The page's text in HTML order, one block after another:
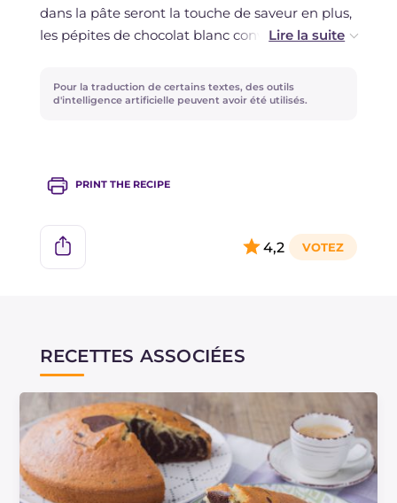
dans la pâte seront la touche de saveur en plus,
les pépites de chocolat blanc conviennent
note super gourmande à votre gâteau au cacao,
versez les pépites sur le gâteau moelleux tout
Pour la traduction de certains textes, des outils
d'intelligence artificielle peuvent avoir été utilisés.
PRINT THE RECIPE
4,2
RECETTES ASSOCIÉES